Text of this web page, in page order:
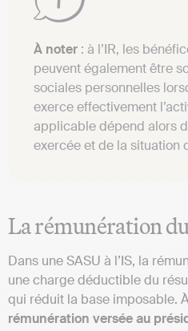
À noter : à l’IR, les
peuvent également être
sociales personnelles
exerce effectivement
applicable dépend alors
exercée et de la situation
La rémunération
Dans une SASU à l’IS, la
une charge déductible du
qui réduit la base imposable. À
rémunération versée au